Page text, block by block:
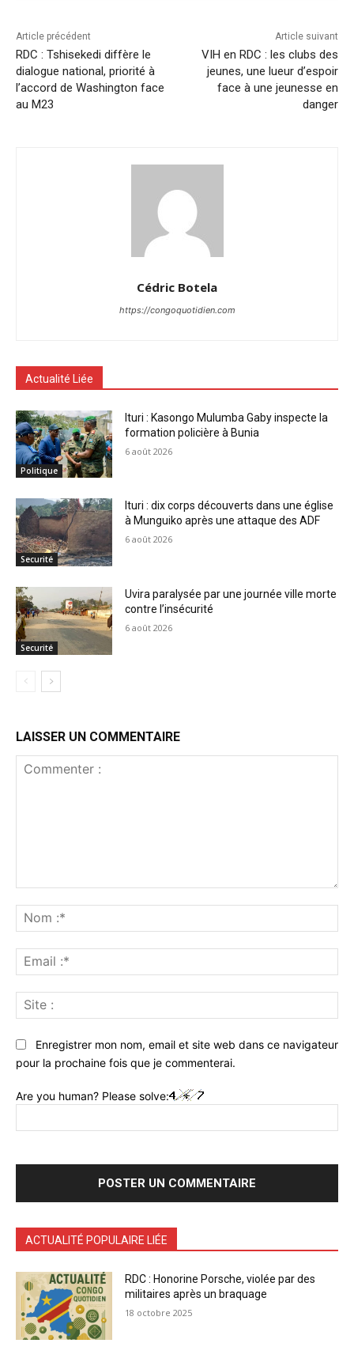
Article précédent
RDC : Tshisekedi diffère le
dialogue national, priorité à
l’accord de Washington face
au M23
Article suivant
VIH en RDC : les clubs des
jeunes, une lueur d’espoir
face à une jeunesse en
danger
Cédric Botela
https://congoquotidien.com
Actualité Liée
Politique
Ituri : Kasongo Mulumba Gaby inspecte la
formation policière à Bunia
6 août 2026
Securité
Ituri : dix corps découverts dans une église
à Munguiko après une attaque des ADF
6 août 2026
Securité
Uvira paralysée par une journée ville morte
contre l’insécurité
6 août 2026
LAISSER UN COMMENTAIRE
:*
:*
:
Enregistrer mon nom, email et site web dans ce navigateur
pour la prochaine fois que je commenterai.
Are you human? Please solve:
ACTUALITÉ POPULAIRE LIÉE
RDC : Honorine Porsche, violée par des
militaires après un braquage
18 octobre 2025